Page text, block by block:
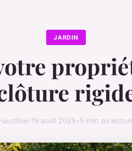
JARDIN
19 août 2025 5 min de